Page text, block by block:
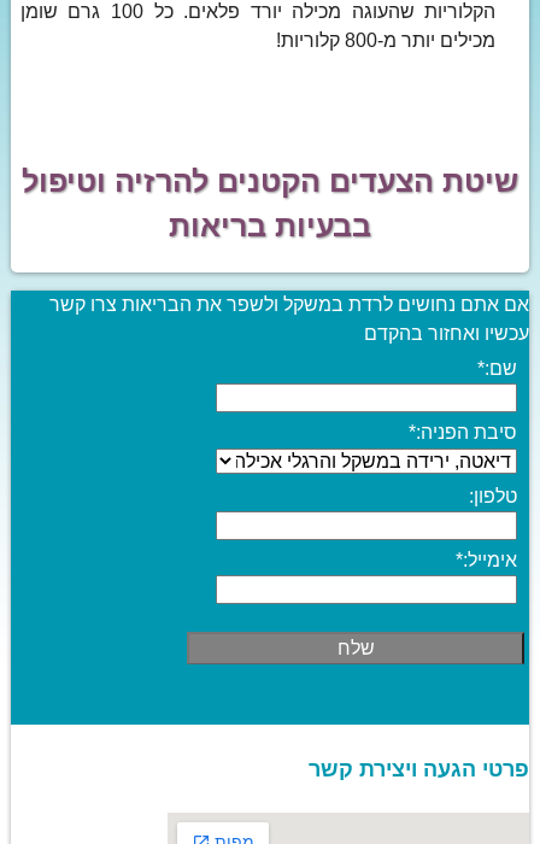
הקלוריות שהעוגה מכילה יורד פלאים. כל 100 גרם שומן
מכילים יותר מ-800 קלוריות!
שיטת הצעדים הקטנים להרזיה וטיפול
בבעיות בריאות
אם אתם נחושים לרדת במשקל ולשפר את הבריאות צרו קשר
עכשיו ואחזור בהקדם
שם:*
סיבת הפניה:*
טלפון:
אימייל:*
פרטי הגעה ויצירת קשר